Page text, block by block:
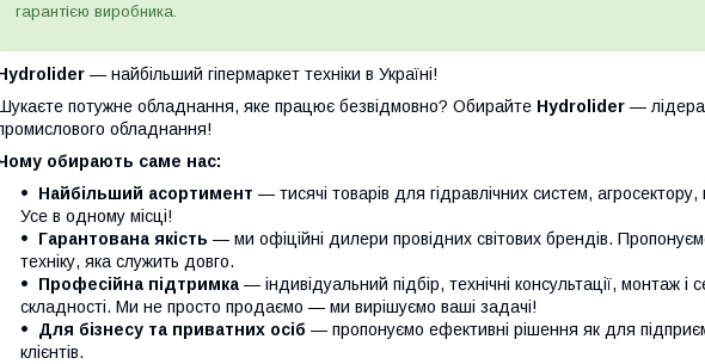
гарантією виробника.
— найбільший гіпермаркет техніки в Україні!
потужне обладнання, яке працює безвідмовно? Обирайте Hydrolider — лідера
обладнання!
обирають саме нас:
Найбільший асортимент — тисячі товарів для гідравлічних систем, агросектору,
Усе в одному місці!
Гарантована якість — ми офіційні дилери провідних світових брендів.
техніку, яка служить довго.
Професійна підтримка — індивідуальний підбір, технічні консультації, монтаж і
складності. Ми не просто продаємо — ми вирішуємо ваші задачі!
Для бізнесу та приватних осіб — пропонуємо ефективні рішення як для
клієнтів.